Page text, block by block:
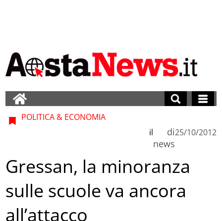
POLITICA & ECONOMIA
di
news
il 25/10/2012
Gressan, la minoranza
sulle scuole va ancora
all’attacco